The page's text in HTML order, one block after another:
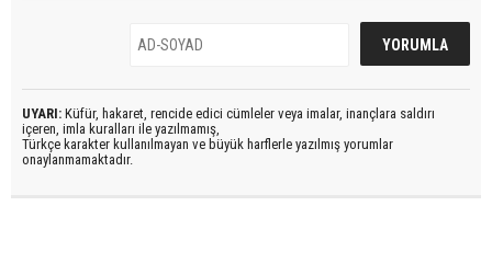
UYARI: Küfür, hakaret, rencide edici cümleler veya imalar, inançlara saldırı
içeren, imla kuralları ile yazılmamış,
Türkçe karakter kullanılmayan ve büyük harflerle yazılmış yorumlar
onaylanmamaktadır.